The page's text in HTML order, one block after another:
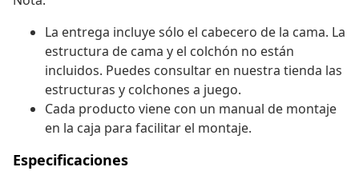
La entrega incluye sólo el cabecero de la cama. La
estructura de cama y el colchón no están
incluidos. Puedes consultar en nuestra tienda las
estructuras y colchones a juego.
Cada producto viene con un manual de montaje
en la caja para facilitar el montaje.
Especificaciones